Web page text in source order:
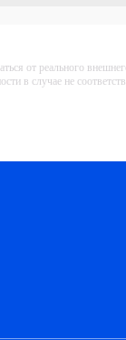
от реального
в случае не